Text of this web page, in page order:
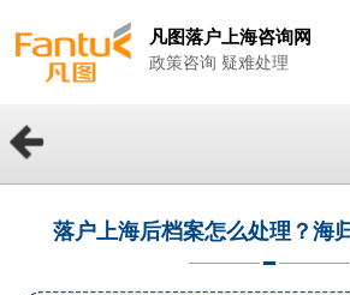
凡图落户上海咨询网
政策咨询 疑难处理
落户上海后档案怎么处理？海